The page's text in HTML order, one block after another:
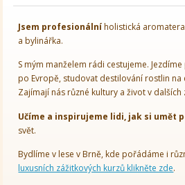
Jsem profesionálníholistická
a bylinářka.
S mým manželem rádi cestujeme.
po Evropě, studovat destilování rostlin na
Zajímají nás různé kultury a život v dalších
Učíme a inspirujeme lidi, jak si umět
svět.
Bydlíme v lese v Brně, kde pořádáme i
luxusních zážitkových kurzů klikněte zde.